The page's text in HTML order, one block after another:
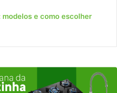
e como escolher